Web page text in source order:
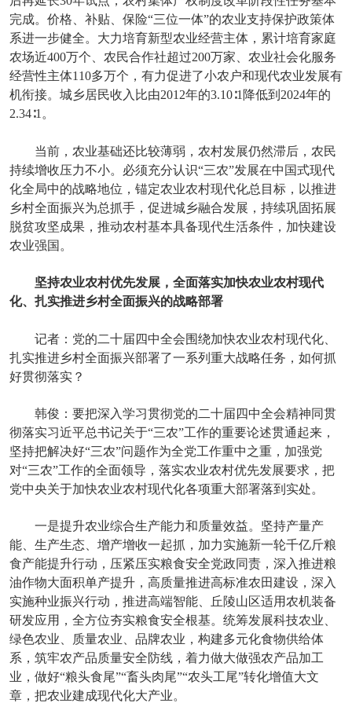
完成。价格、补贴、保险“三位一体”的农业支持保护政策体
系进一步健全。大力培育新型农业经营主体，累计培育家庭
农场近400万个、农民合作社超过200万家、农业社会化服务
经营性主体110多万个，有力促进了小农户和现代农业发展有
机衔接。城乡居民收入比由2012年的3.10∶1降低到2024年的
2.34∶1。
当前，农业基础还比较薄弱，农村发展仍然滞后，农民
持续增收压力不小。必须充分认识“三农”发展在中国式现代
化全局中的战略地位，锚定农业农村现代化总目标，以推进
乡村全面振兴为总抓手，促进城乡融合发展，持续巩固拓展
脱贫攻坚成果，推动农村基本具备现代生活条件，加快建设
农业强国。
坚持农业农村优先发展，全面落实加快农业农村现代
化、扎实推进乡村全面振兴的战略部署
记者：党的二十届四中全会围绕加快农业农村现代化、
扎实推进乡村全面振兴部署了一系列重大战略任务，如何抓
好贯彻落实？
韩俊：要把深入学习贯彻党的二十届四中全会精神同贯
彻落实习近平总书记关于“三农”工作的重要论述贯通起来，
坚持把解决好“三农”问题作为全党工作重中之重，加强党
对“三农”工作的全面领导，落实农业农村优先发展要求，把
党中央关于加快农业农村现代化各项重大部署落到实处。
一是提升农业综合生产能力和质量效益。坚持产量产
能、生产生态、增产增收一起抓，加力实施新一轮千亿斤粮
食产能提升行动，压紧压实粮食安全党政同责，深入推进粮
油作物大面积单产提升，高质量推进高标准农田建设，深入
实施种业振兴行动，推进高端智能、丘陵山区适用农机装备
研发应用，全方位夯实粮食安全根基。统筹发展科技农业、
绿色农业、质量农业、品牌农业，构建多元化食物供给体
系，筑牢农产品质量安全防线，着力做大做强农产品加工
业，做好“粮头食尾”“畜头肉尾”“农头工尾”转化增值大文
章，把农业建成现代化大产业。